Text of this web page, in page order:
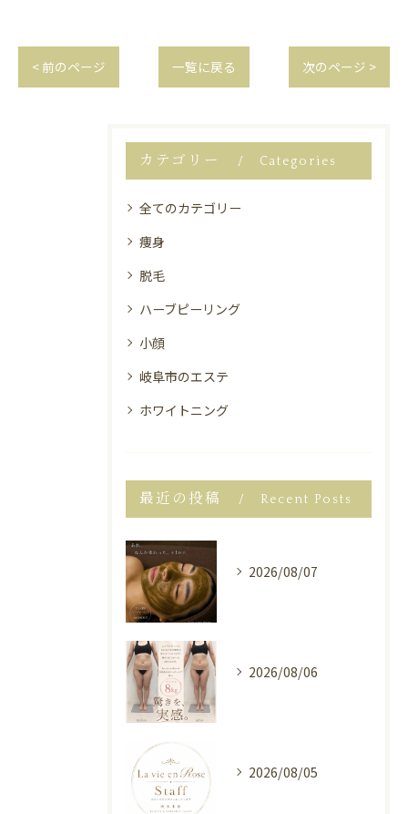
< 前のページ 一覧に戻る 次のページ >
カテゴリー Categories
全てのカテゴリー
痩身
脱毛
ハーブピーリング
小顔
岐阜市のエステ
ホワイトニング
最近の投稿 Recent Posts
2026/08/07
2026/08/06
2026/08/05